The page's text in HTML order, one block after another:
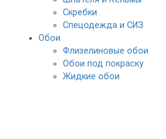
Скребки
Спецодежда и СИЗ
Обои
Флизелиновые обои
Обои под покраску
Жидкие обои